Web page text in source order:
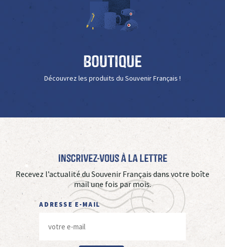
Boutique
Découvrez les produits du Souvenir Français !
Inscrivez-vous à La Lettre
Recevez l’actualité du Souvenir Français dans votre boîte
mail une fois par mois.
ADRESSE E-MAIL